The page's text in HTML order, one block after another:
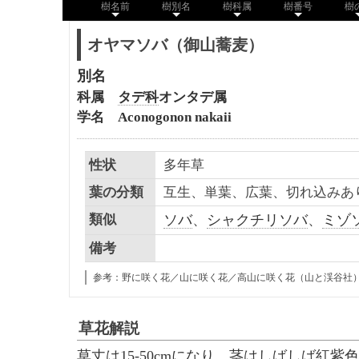
樹名前 樹別名 樹科属 樹番号 樹
オヤマソバ（御山蕎麦）
別名
科属 タデ科オンタデ属
学名 Aconogonon nakaii
性状
多年草
葉の分類
互生、単葉、広葉、切れ込みあ
類似
ソバ、 シャクチリソバ、 ミゾ
備考
参考：野に咲く花／山に咲く花／高山に咲く花（山と渓谷社
草花解説
草丈は15-50cmになり、茎はしばしば紅紫